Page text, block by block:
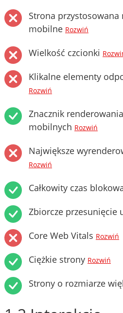
Strona przystosowana
mobilne Rozwiń
Wielkość czcionki
Klikalne elementy
Rozwiń
Znacznik
mobilnych Rozwiń
Największe
Rozwiń
Całkowity czas
Zbiorcze przesunięcie
Core Web Vitals Rozwiń
Ciężkie strony Rozwiń
Strony o rozmiarze